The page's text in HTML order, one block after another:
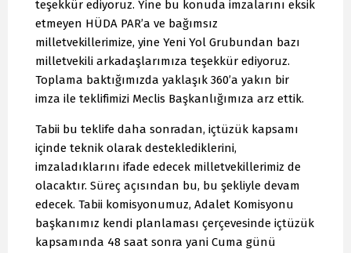
teşekkür ediyoruz. Yine bu konuda imzalarını eksik
etmeyen HÜDA PAR’a ve bağımsız
milletvekillerimize, yine Yeni Yol Grubundan bazı
milletvekili arkadaşlarımıza teşekkür ediyoruz.
Toplama baktığımızda yaklaşık 360’a yakın bir
imza ile teklifimizi Meclis Başkanlığımıza arz ettik.
Tabii bu teklife daha sonradan, içtüzük kapsamı
içinde teknik olarak desteklediklerini,
imzaladıklarını ifade edecek milletvekillerimiz de
olacaktır. Süreç açısından bu, bu şekliyle devam
edecek. Tabii komisyonumuz, Adalet Komisyonu
başkanımız kendi planlaması çerçevesinde içtüzük
kapsamında 48 saat sonra yani Cuma günü